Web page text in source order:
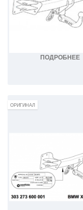
ПОДРОБНЕЕ
ОРИГИНАЛ